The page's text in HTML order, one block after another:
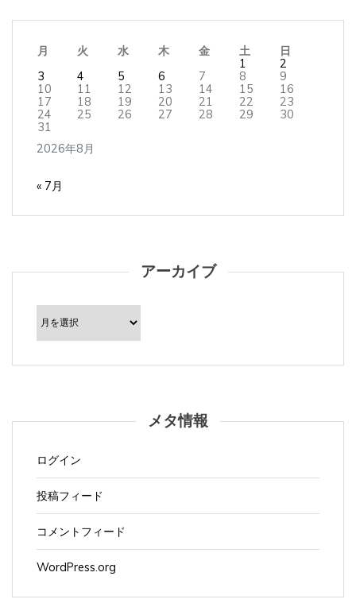
2026年8月
月 火 水 木 金 土
日
1
2
3
4 5 6 7 8
9
10
11 12 13 14 15
16
17
18 19 20 21 22
23
24
25 26 27 28 29
30
31
« 7月
アーカイブ
ア
カ
メタ情報
ログイン
投稿フィード
コメントフィード
WordPress.org